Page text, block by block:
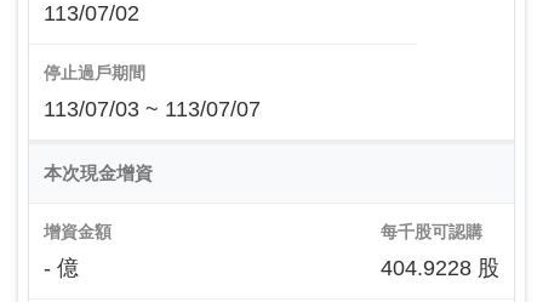
113/07/02
停止過戶期間
113/07/03 ~ 113/07/07
本次現金增資
增資金額
- 億
每千股可認購
404.9228 股